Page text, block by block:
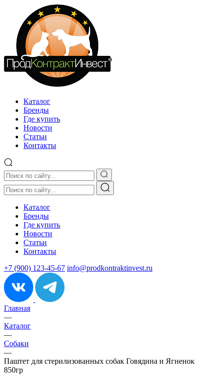
Каталог
Бренды
Где купить
Новости
Статьи
Контакты
Каталог
Бренды
Где купить
Новости
Статьи
Контакты
+7 (900) 123-45-67 info@prodkontraktinvest.ru
Главная
—
Каталог
—
Собаки
—
Паштет для стерилизованных собак Говядина и Ягненок
850гр